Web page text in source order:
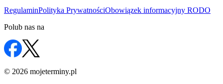
RegulaminPolityka PrywatnościObowiązek informacyjny RODO
Polub nas na
© 2026 mojeterminy.pl